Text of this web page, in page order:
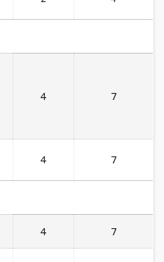
4 7
4 7
4 7